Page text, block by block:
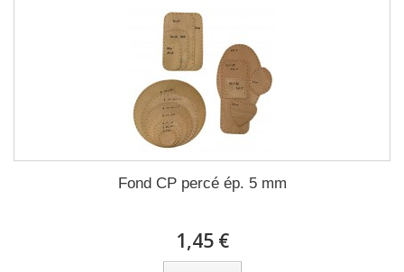
Fond CP percé ép. 5 mm
1,45 €